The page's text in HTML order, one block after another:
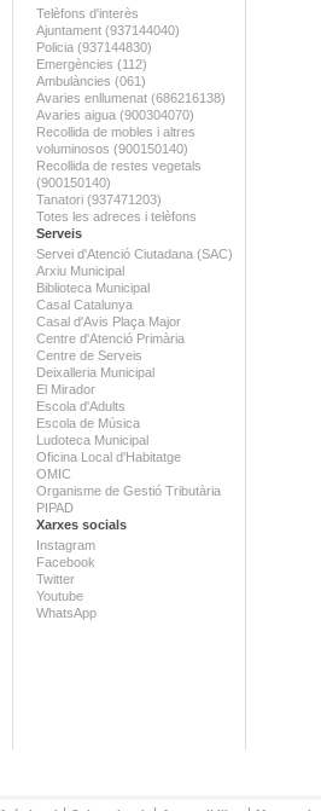
Telèfons d'interès
Ajuntament (937144040)
Policia (937144830)
Emergències (112)
Ambulàncies (061)
Avaries enllumenat (686216138)
Avaries aigua (900304070)
Recollida de mobles i altres
voluminosos (900150140)
Recollida de restes vegetals
(900150140)
Tanatori (937471203)
Totes les adreces i telèfons
Serveis
Servei d'Atenció Ciutadana (SAC)
Arxiu Municipal
Biblioteca Municipal
Casal Catalunya
Casal d'Avis Plaça Major
Centre d'Atenció Primària
Centre de Serveis
Deixalleria Municipal
El Mirador
Escola d'Adults
Escola de Música
Ludoteca Municipal
Oficina Local d'Habitatge
OMIC
Organisme de Gestió Tributària
PIPAD
Xarxes socials
Instagram
Facebook
Twitter
Youtube
WhatsApp